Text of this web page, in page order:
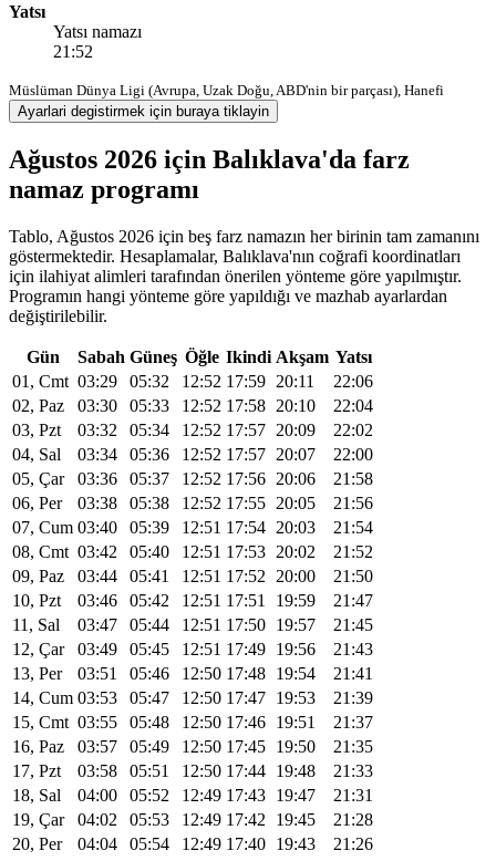
Yatsı
Yatsı namazı
21:52
Müslüman Dünya Ligi (Avrupa, Uzak Doğu, ABD'nin bir parçası), Hanefi
Ayarlari degistirmek için buraya tiklayin
Ağustos 2026 için Balıklava'da farz
namaz programı
Tablo, Ağustos 2026 için beş farz namazın her birinin tam zamanını
göstermektedir. Hesaplamalar, Balıklava'nın coğrafi koordinatları
için ilahiyat alimleri tarafından önerilen yönteme göre yapılmıştır.
Programın hangi yönteme göre yapıldığı ve mazhab ayarlardan
değiştirilebilir.
Gün Sabah Güneş Öğle Ikindi Akşam Yatsı
01, Cmt 03:29 05:32 12:52 17:59 20:11
22:06
02, Paz
03:30 05:33 12:52 17:58 20:10
22:04
03, Pzt
03:32 05:34 12:52 17:57 20:09
22:02
04, Sal
03:34 05:36 12:52 17:57 20:07
22:00
05, Çar
03:36 05:37 12:52 17:56 20:06
21:58
06, Per
03:38 05:38 12:52 17:55 20:05
21:56
07, Cum 03:40 05:39 12:51 17:54 20:03
21:54
08, Cmt 03:42 05:40 12:51 17:53 20:02
21:52
09, Paz
03:44 05:41 12:51 17:52 20:00
21:50
10, Pzt
03:46 05:42 12:51 17:51 19:59
21:47
11, Sal
03:47 05:44 12:51 17:50 19:57
21:45
12, Çar
03:49 05:45 12:51 17:49 19:56
21:43
13, Per
03:51 05:46 12:50 17:48 19:54
21:41
14, Cum 03:53 05:47 12:50 17:47 19:53
21:39
15, Cmt 03:55 05:48 12:50 17:46 19:51
21:37
16, Paz
03:57 05:49 12:50 17:45 19:50
21:35
17, Pzt
03:58 05:51 12:50 17:44 19:48
21:33
18, Sal
04:00 05:52 12:49 17:43 19:47
21:31
19, Çar
04:02 05:53 12:49 17:42 19:45
21:28
20, Per
04:04 05:54 12:49 17:40 19:43
21:26